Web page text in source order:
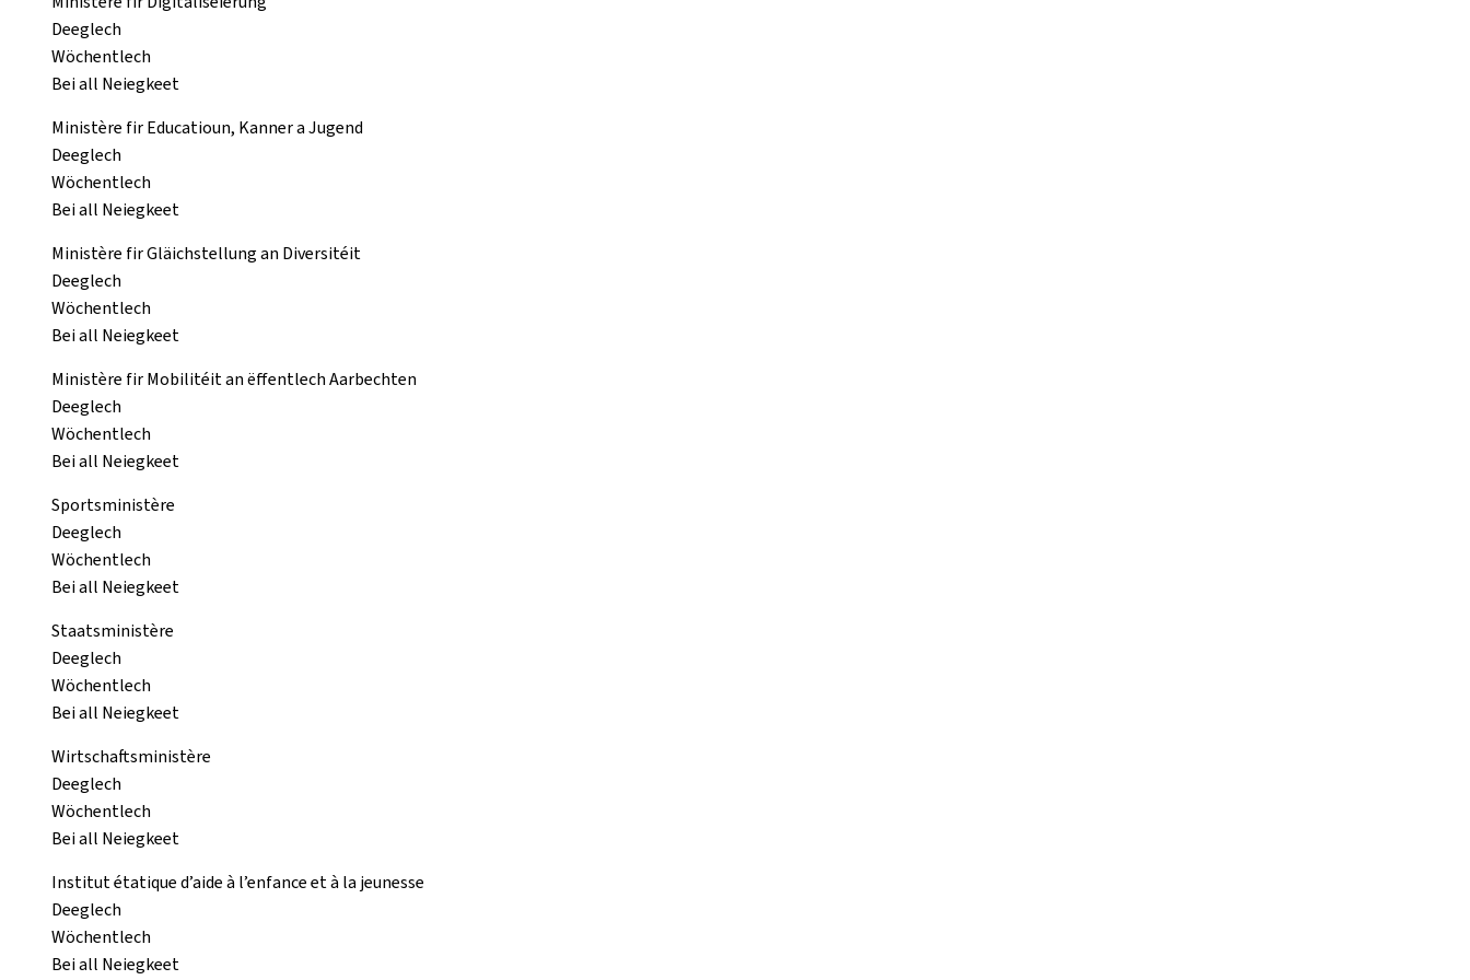
Deeglech
Wöchentlech
Bei all Neiegkeet
Ministère fir Educatioun, Kanner a Jugend
Deeglech
Wöchentlech
Bei all Neiegkeet
Ministère fir Gläichstellung an Diversitéit
Deeglech
Wöchentlech
Bei all Neiegkeet
Ministère fir Mobilitéit an ëffentlech Aarbechten
Deeglech
Wöchentlech
Bei all Neiegkeet
Sportsministère
Deeglech
Wöchentlech
Bei all Neiegkeet
Staatsministère
Deeglech
Wöchentlech
Bei all Neiegkeet
Wirtschaftsministère
Deeglech
Wöchentlech
Bei all Neiegkeet
Institut étatique d’aide à l’enfance et à la jeunesse
Deeglech
Wöchentlech
Bei all Neiegkeet